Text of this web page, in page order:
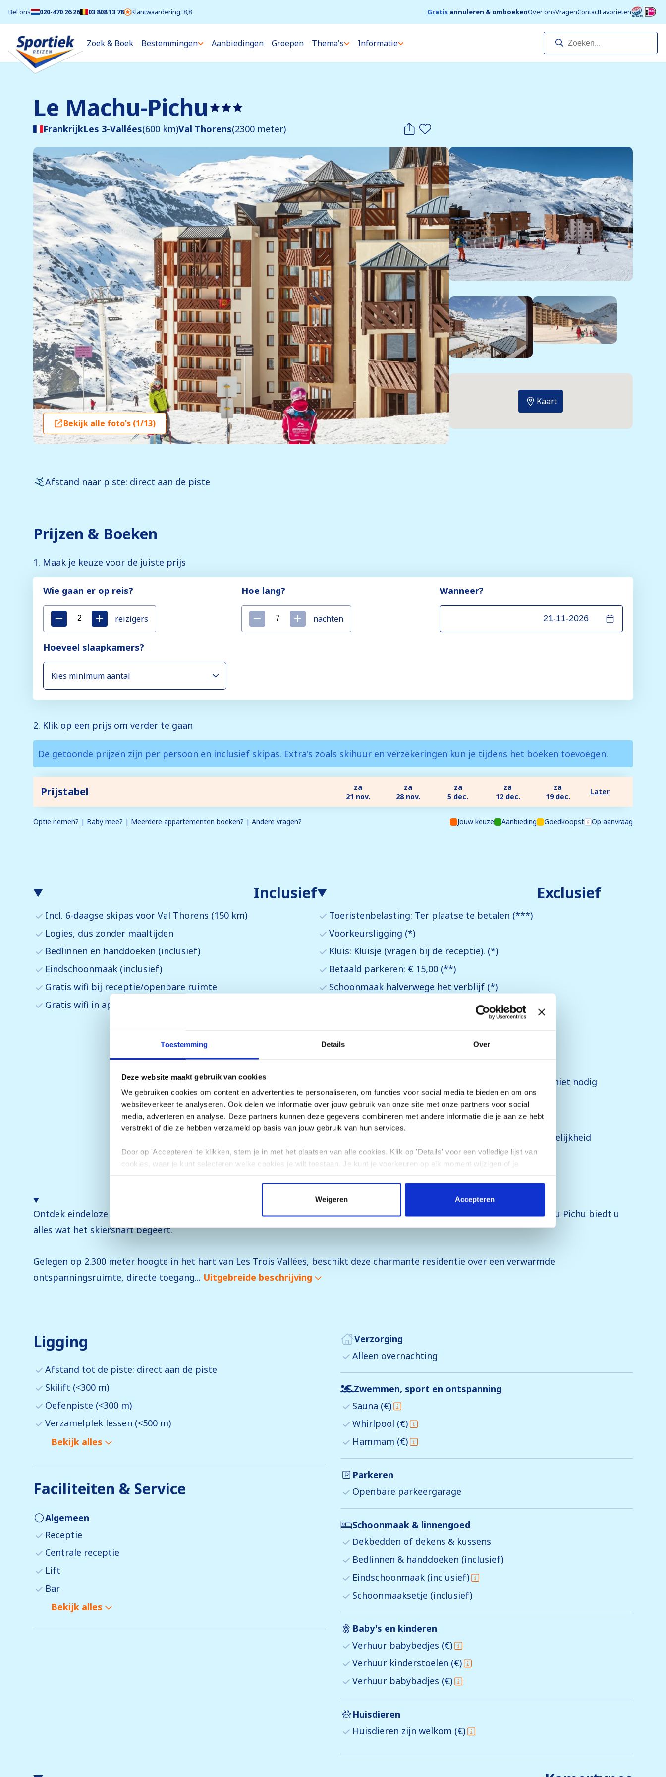
Toestemming Details Over
Deze website maakt gebruik van cookies
We gebruiken cookies om content en advertenties te personaliseren, om functies voor social media te bieden en om ons
websiteverkeer te analyseren. Ook delen we informatie over jouw gebruik van onze site met onze partners voor social
media, adverteren en analyse. Deze partners kunnen deze gegevens combineren met andere informatie die je aan ze hebt
verstrekt of die ze hebben verzameld op basis van jouw gebruik van hun services.
Door op 'Accepteren' te klikken, stem je in met het plaatsen van alle cookies. Klik op 'Details' voor een volledige lijst van
cookies, waar je kunt selecteren welke cookies je wilt toestaan. Je kunt je voorkeuren op elk moment wijzigen of je
Weigeren Accepteren
Bel ons 020-470 26 26 03 808 13 78 Klantwaardering: 8,8 Gratis annuleren & omboekenOver onsVragenContactFavorieten
Zoek & Boek Bestemmingen Aanbiedingen Groepen Thema's Informatie
Le Machu-Pichu
FrankrijkLes 3-Vallées(600 km)Val Thorens(2300 meter)
Bekijk alle foto's (1/13)
Kaart
Afstand naar piste: direct aan de piste
Prijzen & Boeken
1. Maak je keuze voor de juiste prijs
Wie gaan er op reis?
reizigers
Hoe lang?
nachten
Wanneer?
Hoeveel slaapkamers?
2. Klik op een prijs om verder te gaan
De getoonde prijzen zijn per persoon en inclusief skipas. Extra's zoals skihuur en verzekeringen kun je tijdens het boeken toevoegen.
Prijstabel
za
21 nov.
za
28 nov.
za
5 dec.
za
12 dec.
za
19 dec.
Later
Optie nemen? | Baby mee? | Meerdere appartementen boeken? | Andere vragen? Jouw keuze Aanbieding Goedkoopst Op aanvraag
Inclusief
Incl. 6-daagse skipas voor Val Thorens (150 km)
Logies, dus zonder maaltijden
Bedlinnen en handdoeken (inclusief)
Eindschoonmaak (inclusief)
Gratis wifi bij receptie/openbare ruimte
Gratis wifi in appartement/kamer
Exclusief
Toeristenbelasting: Ter plaatse te betalen (***)
Voorkeursligging (*)
Kluis: Kluisje (vragen bij de receptie). (*)
Betaald parkeren: € 15,00 (**)
Schoonmaak halverwege het verblijf (*)
Early check-in (vroeger aankomen): € 50 (*)
(*) bestellen en betalen bij receptie, vooraf reserveren niet nodig
(**) vooraf reserveren, (betalen bij receptie)
(***) verplichte kosten, betalen bij receptie
De vermelde bedragen zijn indicatief en kunnen in werkelijkheid
afwijken.
Ontdek eindeloze skipistes, een betoverende bergomgeving en sneeuwgarantie het hele seizoen door. Residentie Le Machu Pichu biedt u
alles wat het skiershart begeert.
Gelegen op 2.300 meter hoogte in het hart van Les Trois Vallées, beschikt deze charmante residentie over een verwarmde
ontspanningsruimte, directe toegang... Uitgebreide beschrijving
Ligging
Afstand tot de piste: direct aan de piste
Skilift (<300 m)
Oefenpiste (<300 m)
Verzamelplek lessen (<500 m)
Bekijk alles
Faciliteiten & Service
Algemeen
Receptie
Centrale receptie
Lift
Bar
Bekijk alles
Verzorging
Alleen overnachting
Zwemmen, sport en ontspanning
Sauna (€)
Whirlpool (€)
Hammam (€)
Parkeren
Openbare parkeergarage
Schoonmaak & linnengoed
Dekbedden of dekens & kussens
Bedlinnen & handdoeken (inclusief)
Eindschoonmaak (inclusief)
Schoonmaaksetje (inclusief)
Baby's en kinderen
Verhuur babybedjes (€)
Verhuur kinderstoelen (€)
Verhuur babybadjes (€)
Huisdieren
Huisdieren zijn welkom (€)